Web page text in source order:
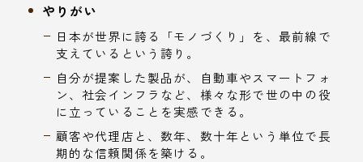
やりがい
日本が世界に誇る「モノづくり」を、最前線で
支えているという誇り。
自分が提案した製品が、自動車やスマートフォ
ン、社会インフラなど、様々な形で世の中の役
に立っていることを実感できる。
顧客や代理店と、数年、数十年という単位で長
期的な信頼関係を築ける。